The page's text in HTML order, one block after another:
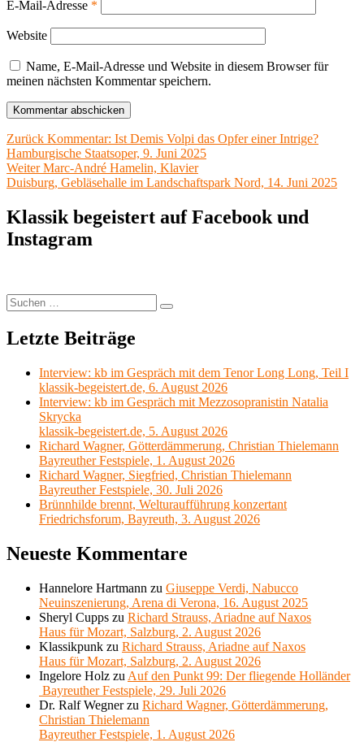
E-Mail-Adresse *
Website
Name, E-Mail-Adresse und Website in diesem Browser für
meinen nächsten Kommentar speichern.
Beitragsnavigation
Zurück Vorheriger
Beitrag:
Kommentar: Ist Demis Volpi das Opfer einer Intrige?
Hamburgische Staatsoper, 9. Juni 2025
Weiter Nächster
Beitrag:
Marc-André Hamelin, Klavier
Duisburg, Gebläsehalle im Landschaftspark Nord, 14. Juni 2025
Klassik begeistert auf Facebook und
Instagram
Suchen
nach:
Suchen
Letzte Beiträge
Interview: kb im Gespräch mit dem Tenor Long Long, Teil I
klassik-begeistert.de, 6. August 2026
Interview: kb im Gespräch mit Mezzosopranistin Natalia
Skrycka
klassik-begeistert.de, 5. August 2026
Richard Wagner, Götterdämmerung, Christian Thielemann
Bayreuther Festspiele, 1. August 2026
Richard Wagner, Siegfried, Christian Thielemann
Bayreuther Festspiele, 30. Juli 2026
Brünnhilde brennt, Welturaufführung konzertant
Friedrichsforum, Bayreuth, 3. August 2026
Neueste Kommentare
Hannelore Hartmann zu Giuseppe Verdi, Nabucco
Neuinszenierung, Arena di Verona, 16. August 2025
Sheryl Cupps zu Richard Strauss, Ariadne auf Naxos
Haus für Mozart, Salzburg, 2. August 2026
Klassikpunk zu Richard Strauss, Ariadne auf Naxos
Haus für Mozart, Salzburg, 2. August 2026
Ingelore Holz zu Auf den Punkt 99: Der fliegende Holländer
Bayreuther Festspiele, 29. Juli 2026
Dr. Ralf Wegnerzu Richard Wagner, Götterdämmerung,
Christian Thielemann
Bayreuther Festspiele, 1. August 2026